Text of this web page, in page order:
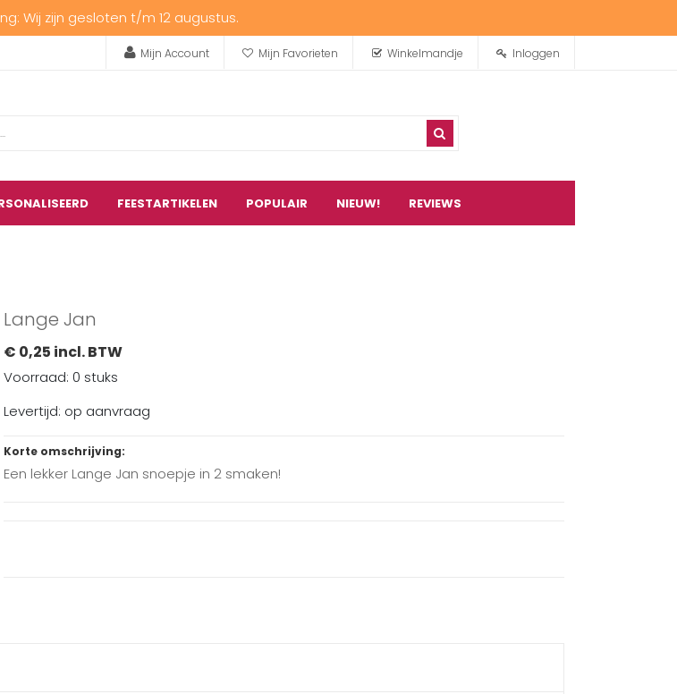
Wij zijn gesloten t/m 12 augustus.
Mijn Account Mijn Favorieten Winkelmandje Inloggen
FEESTARTIKELEN POPULAIR NIEUW! REVIEWS
Lange Jan
€ 0,25 incl. BTW
Voorraad: 0 stuks
Levertijd: op aanvraag
Korte omschrijving:
Een lekker Lange Jan snoepje in 2 smaken!